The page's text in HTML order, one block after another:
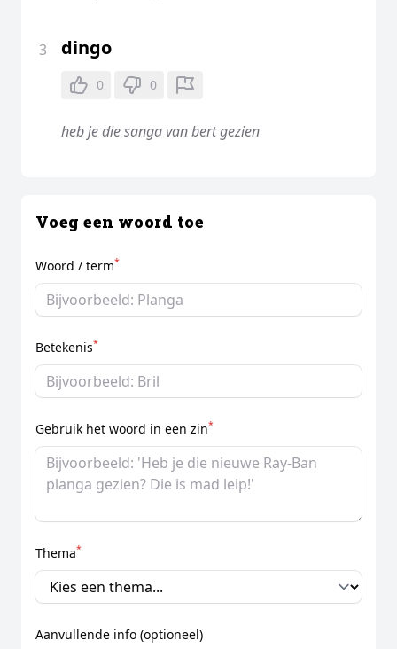
3 dingo
0 0
heb je die sanga van bert gezien
Voeg een woord toe
Woord / term*
Betekenis*
Gebruik het woord in een zin*
Thema*
Aanvullende info (optioneel)